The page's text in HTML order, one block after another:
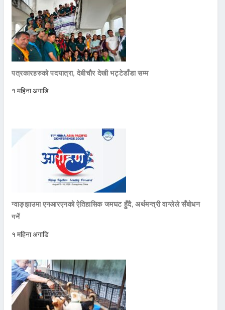
पत्रकारहरुको पदयात्रा, देबीचौर देखी भट्टेडाँडा सम्म
१ महिना अगाडि
ग्वाङ्झाउमा एनआरएनको ऐतिहासिक जमघट हुँदै, अर्थमन्त्री वाग्लेले सँबोधन
गर्ने
१ महिना अगाडि